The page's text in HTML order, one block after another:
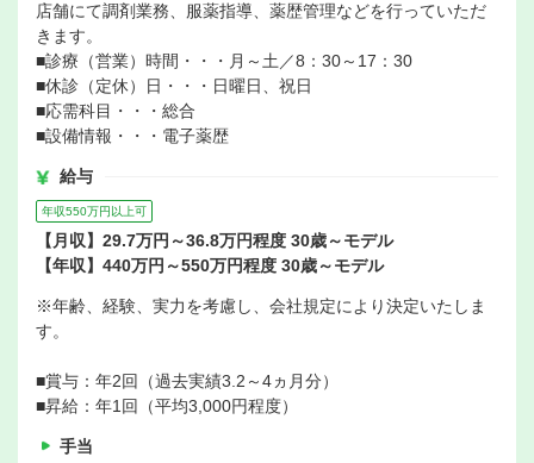
店舗にて調剤業務、服薬指導、薬歴管理などを行っていただ
きます。
■診療（営業）時間・・・月～土／8：30～17：30
■休診（定休）日・・・日曜日、祝日
■応需科目・・・総合
■設備情報・・・電子薬歴
給与
年収550万円以上可
【月収】29.7万円～36.8万円程度 30歳～モデル
【年収】440万円～550万円程度 30歳～モデル
※年齢、経験、実力を考慮し、会社規定により決定いたしま
す。
■賞与：年2回（過去実績3.2～4ヵ月分）
■昇給：年1回（平均3,000円程度）
手当